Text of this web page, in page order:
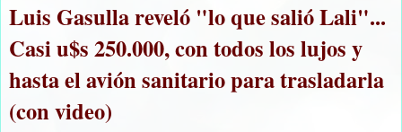
Luis Gasulla reveló "lo que salió Lali"...
Casi u$s 250.000, con todos los lujos y
hasta el avión sanitario para trasladarla
(con video)